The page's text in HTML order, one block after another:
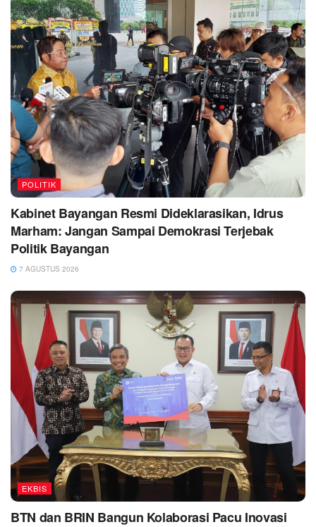
POLITIK
Kabinet Bayangan Resmi Dideklarasikan, Idrus
Marham: Jangan Sampai Demokrasi Terjebak
Politik Bayangan
7 AGUSTUS 2026
EKBIS
BTN dan BRIN Bangun Kolaborasi Pacu Inovasi